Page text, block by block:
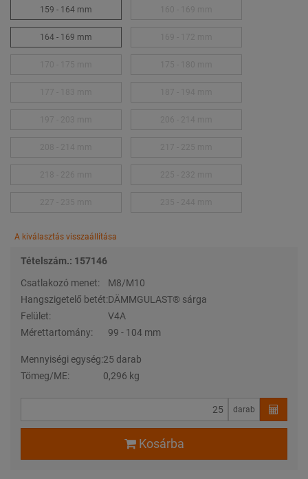
159 - 164 mm
164 - 169 mm
A kiválasztás visszaállítása
Tételszám.: 157146
Csatlakozó menet:
M8/M10
Hangszigetelő betét:DÄMMGULAST® sárga
Felület:
V4A
Mérettartomány:
99 - 104 mm
Mennyiségi egység:25 darab
Tömeg/ME:
0,296 kg
darab
Kosárba